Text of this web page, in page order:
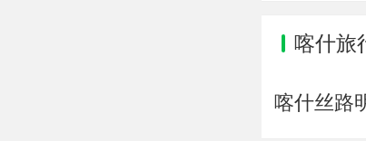
喀什旅
喀什丝路